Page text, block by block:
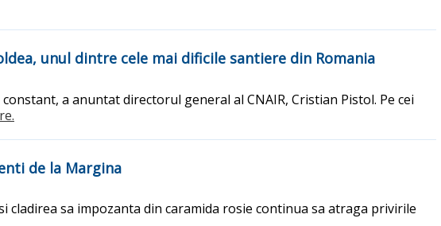
unul dintre cele mai dificile santiere din Romania
a anuntat directorul general al CNAIR, Cristian Pistol. Pe cei
de la Margina
sa impozanta din caramida rosie continua sa atraga privirile